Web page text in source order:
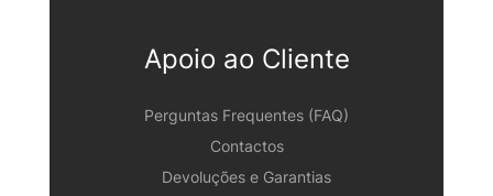
Apoio ao Cliente
Perguntas Frequentes (FAQ)
Contactos
Devoluções e Garantias